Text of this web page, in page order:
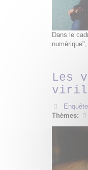
Dans le
Les
Enquête
Thèmes: